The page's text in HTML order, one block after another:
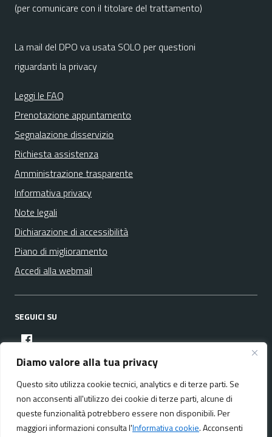
Diamo valore alla tua privacy
Questo sito utilizza cookie tecnici, analytics e di terze parti. Se
non acconsenti all'utilizzo dei cookie di terze parti, alcune di
queste funzionalità potrebbero essere non disponibili. Per
maggiori informazioni consulta l'Informativa cookie. Acconsenti
(per comunicare con il titolare del trattamento)
La mail del DPO va usata SOLO per questioni
riguardanti la privacy
Leggi le FAQ
Prenotazione appuntamento
Segnalazione disservizio
Richiesta assistenza
Amministrazione trasparente
Informativa privacy
Note legali
Dichiarazione di accessibilità
Piano di miglioramento
Accedi alla webmail
SEGUICI SU
facebook
Media policy Mappa del sito